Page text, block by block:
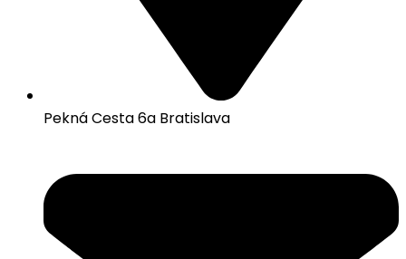
Pekná Cesta 6a Bratislava